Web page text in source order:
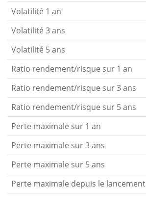
Volatilité 1 an
Volatilité 3 ans
Volatilité 5 ans
Ratio rendement/risque sur 1 an
Ratio rendement/risque sur 3 ans
Ratio rendement/risque sur 5 ans
Perte maximale sur 1 an
Perte maximale sur 3 ans
Perte maximale sur 5 ans
Perte maximale depuis le lancement